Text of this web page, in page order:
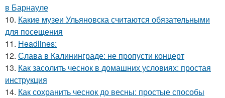
в Барнауле
10. Какие музеи Ульяновска считаются обязательными
для посещения
11. Headlines:
12. Слава в Калининграде: не пропусти концерт
13. Как засолить чеснок в домашних условиях: простая
инструкция
14. Как сохранить чеснок до весны: простые способы